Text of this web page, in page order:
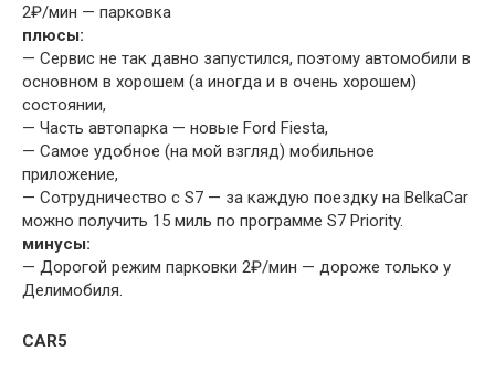
2₽/мин — парковка
плюсы:
— Сервис не так давно запустился, поэтому автомобили в
основном в хорошем (а иногда и в очень хорошем)
состоянии,
— Часть автопарка — новые Ford Fiesta,
— Самое удобное (на мой взгляд) мобильное
приложение,
— Сотрудничество с S7 — за каждую поездку на BelkaCar
можно получить 15 миль по программе S7 Priority.
минусы:
— Дорогой режим парковки 2₽/мин — дороже только у
Делимобиля.
CAR5